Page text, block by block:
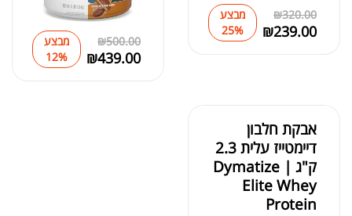
₪320.00
₪239.00
מבצע
25%
₪500.00
₪439.00
מבצע
12%
אבקת חלבון
דיימטייז עלית 2.3
ק"ג | Dymatize
Elite Whey
Protein